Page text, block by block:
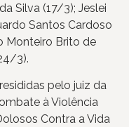
Silva (17/3); Jeslei
Santos Cardoso
Monteiro Brito de
3).
pelo juiz da
à Violência
Contra a Vida